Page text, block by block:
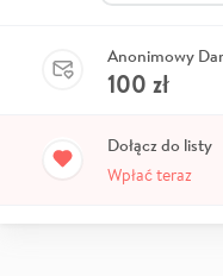
Anonimowy
100 zł
Dołącz do listy
Wpłać teraz